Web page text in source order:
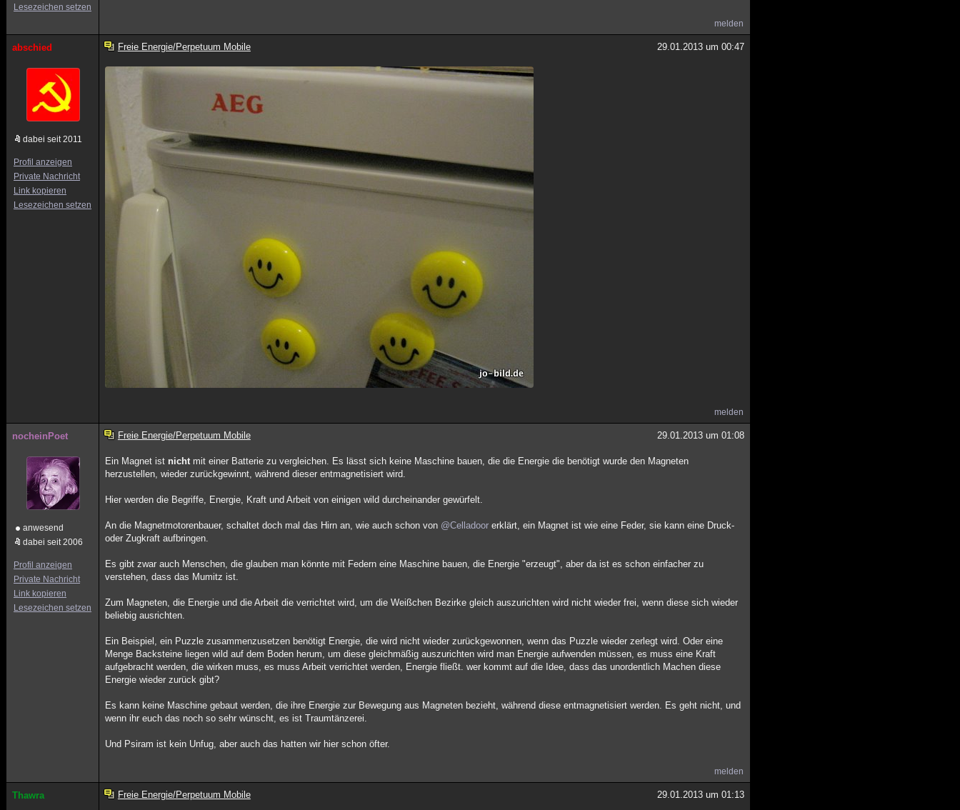
Lesezeichen setzen
melden
abschied
dabei seit 2011
Profil anzeigen
Private Nachricht
Link kopieren
Lesezeichen setzen
Freie Energie/Perpetuum Mobile 29.01.2013 um 00:47
melden
nocheinPoet
anwesend
dabei seit 2006
Profil anzeigen
Private Nachricht
Link kopieren
Lesezeichen setzen
Freie Energie/Perpetuum Mobile 29.01.2013 um 01:08
Ein Magnet ist nichtmit einer Batterie zu vergleichen. Es lässt sich keine Maschine bauen, die die Energie die benötigt wurde den Magneten
herzustellen, wieder zurückgewinnt, während dieser entmagnetisiert wird.
Hier werden die Begriffe, Energie, Kraft und Arbeit von einigen wild durcheinander gewürfelt.
An die Magnetmotorenbauer, schaltet doch mal das Hirn an, wie auch schon von @Celladoor erklärt, ein Magnet ist wie eine Feder, sie kann eine Druck-
oder Zugkraft aufbringen.
Es gibt zwar auch Menschen, die glauben man könnte mit Federn eine Maschine bauen, die Energie "erzeugt", aber da ist es schon einfacher zu
verstehen, dass das Mumitz ist.
Zum Magneten, die Energie und die Arbeit die verrichtet wird, um die Weißchen Bezirke gleich auszurichten wird nicht wieder frei, wenn diese sich wieder
beliebig ausrichten.
Ein Beispiel, ein Puzzle zusammenzusetzen benötigt Energie, die wird nicht wieder zurückgewonnen, wenn das Puzzle wieder zerlegt wird. Oder eine
Menge Backsteine liegen wild auf dem Boden herum, um diese gleichmäßig auszurichten wird man Energie aufwenden müssen, es muss eine Kraft
aufgebracht werden, die wirken muss, es muss Arbeit verrichtet werden, Energie fließt. wer kommt auf die Idee, dass das unordentlich Machen diese
Energie wieder zurück gibt?
Es kann keine Maschine gebaut werden, die ihre Energie zur Bewegung aus Magneten bezieht, während diese entmagnetisiert werden. Es geht nicht, und
wenn ihr euch das noch so sehr wünscht, es ist Traumtänzerei.
Und Psiram ist kein Unfug, aber auch das hatten wir hier schon öfter.
melden
Thawra Freie Energie/Perpetuum Mobile 29.01.2013 um 01:13